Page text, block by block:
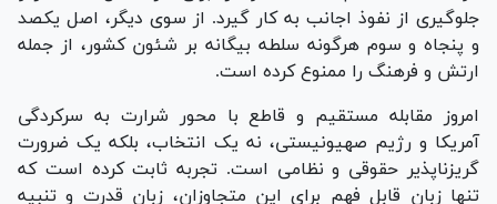
جلوگیری از نفوذ اجانب به کار گیرد. از سوی دیگر، اصل یکصد
و پنجاه و سوم هرگونه سلطه بیگانه بر شئون کشور، از جمله
ارتش و فرهنگ را ممنوع کرده است.
امروز مقابله مستقیم و قاطع با محور شرارت به سرکردگی
آمریکا و رژیم صهیونیستی، نه یک انتخاب، بلکه یک ضرورت
گریزناپذیر حقوقی و نظامی است. تجربه ثابت کرده است که
تنها زبان قابل فهم برای این متجاوزان، زبان قدرت و تنبیه